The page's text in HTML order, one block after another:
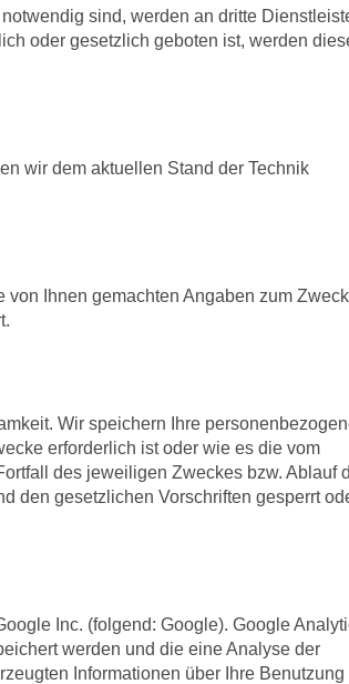
sind, werden an dritte
oder gesetzlich geboten ist, werden
wir dem aktuellen Stand der Technik
Ihnen gemachten Angaben zum
Wir speichern Ihre
erforderlich ist oder wie es die vom
des jeweiligen Zweckes bzw. Ablauf
den gesetzlichen Vorschriften gesperrt
Inc. (folgend: Google). Google
werden und die eine Analyse der
Informationen über Ihre Benutzung